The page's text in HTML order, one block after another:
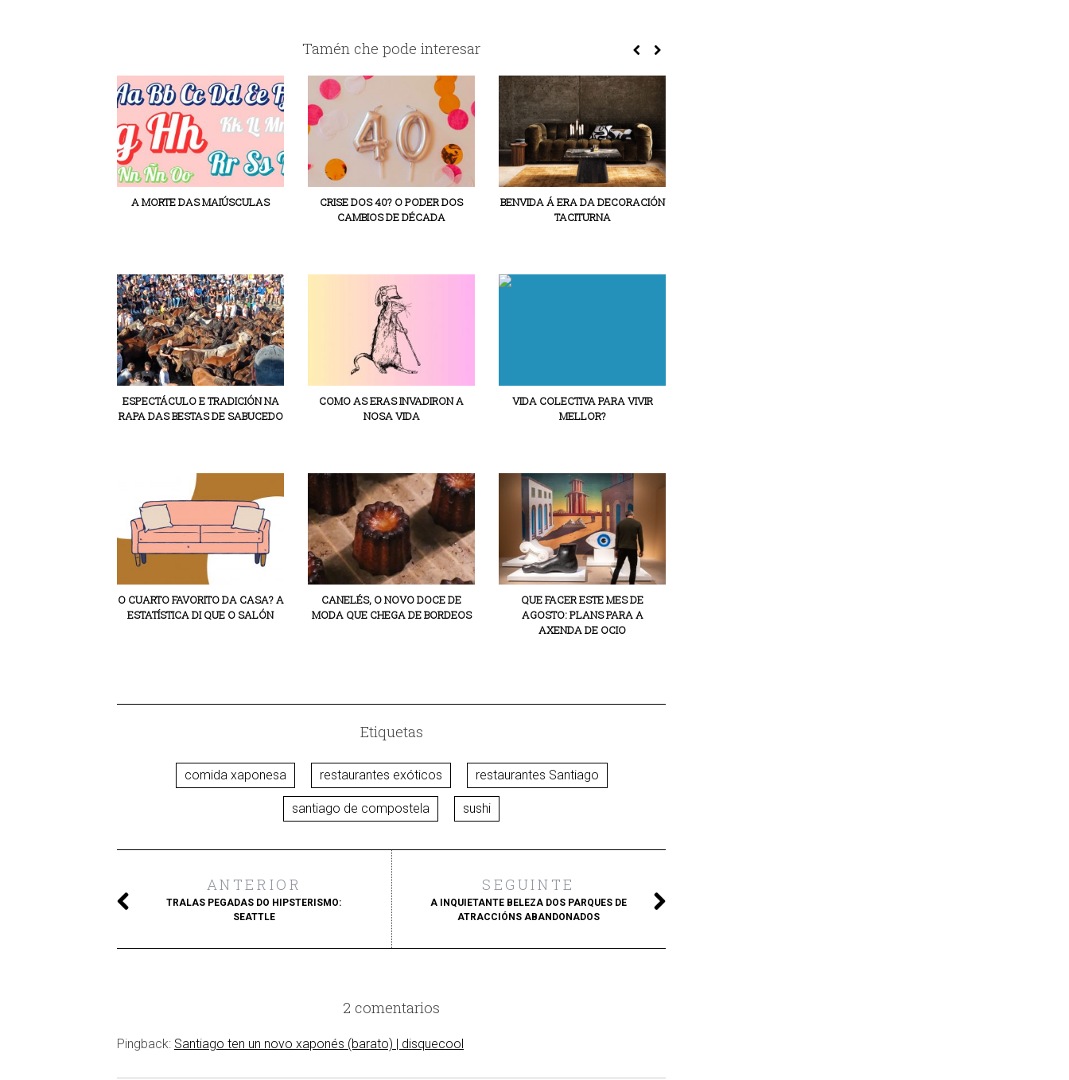
Tamén che pode interesar
A MORTE DAS MAIÚSCULAS
CRISE DOS 40? O PODER DOS
CAMBIOS DE DÉCADA
BENVIDA Á ERA DA DECORACIÓN
TACITURNA
ESPECTÁCULO E TRADICIÓN NA
RAPA DAS BESTAS DE SABUCEDO
COMO AS ERAS INVADIRON A
NOSA VIDA
VIDA COLECTIVA PARA VIVIR
MELLOR?
O CUARTO FAVORITO DA CASA? A
ESTATÍSTICA DI QUE O SALÓN
CANELÉS, O NOVO DOCE DE
MODA QUE CHEGA DE BORDEOS
QUE FACER ESTE MES DE
AGOSTO: PLANS PARA A
AXENDA DE OCIO
Etiquetas
comida xaponesa restaurantes exóticos restaurantes Santiago
santiago de compostela sushi
ANTERIOR
TRALAS PEGADAS DO HIPSTERISMO:
SEATTLE
SEGUINTE
A INQUIETANTE BELEZA DOS PARQUES DE
ATRACCIÓNS ABANDONADOS
2 comentarios
Pingback: Santiago ten un novo xaponés (barato) | disquecool